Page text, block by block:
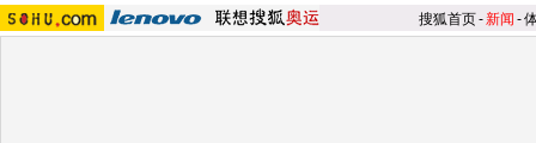
搜狐首页-新闻 -